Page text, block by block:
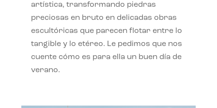
artística, transformando piedras
preciosas en bruto en delicadas obras
escultóricas que parecen flotar entre lo
tangible y lo etéreo. Le pedimos que nos
cuente cómo es para ella un buen día de
verano.